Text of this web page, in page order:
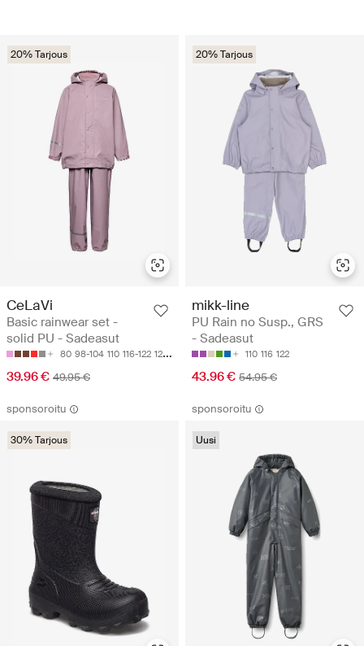
20% Tarjous
CeLaVi
Basic rainwear set -
solid PU - Sadeasut
80 98-104 110 116-122 128-134
39.96 € 49.95 €
20% Tarjous
mikk-line
PU Rain no Susp., GRS
- Sadeasut
110 116 122
43.96 € 54.95 €
sponsoroitu
30% Tarjous
sponsoroitu
Uusi